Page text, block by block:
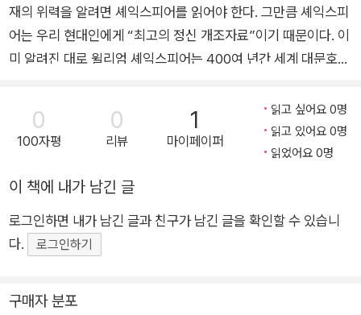
0년에서 1613년에 이르기까지 10편의 비극(로마극 포함), 18편의
희극, 10편의 역사극, 그리고 시집 《소네트》를 집필했다. 38편의 희
곡 작품들은 상연 연대에 따라 대개 4기로 분류된다.
회 회장, 국제연극평론가협회(IATC) 집행위원 겸 아시아-태평양 지
역센터 위원장, 예술의전당 이사, 국립극장 운영위원, 서울시극단장,
한국연극교육학회장, 한국연극평론가협회 회장, 동아방송예술대학교
그때나 지금이나 연극의 일은 급하고, 바쁘고 서둘게 된다. 나의 번역
일도 시간에 쫓기며 하는 일이었다. 셰익스피어 일을 이렇게 하다니
지금 생각하면 무모하고 야만스럽고, 창피한 일이 아닐 수 없다. 그래
이 워낙 좋았고, 우리나라 말을 모르는 외국인이라 언어의 문제가 그
리 까다롭지 않았을 것이다. 그 이후 나는 늘 미진한 생각으로 마음이
편치 않았다.
있었다. 그러던 어느 날 느닷없이 범우사에서 걸려온 전화벨이 울렸
다. 번역서를 내자는 요청을 받고 나는 이 작품 첫번째 대본에 개역과
교정을 하게 되는 기회를 얻게 되고 마침내 무거운 짐을 내리며 한 숨
돌리게 되었다.
라진다는 것이 어문학자들의 주장이기에 번역본은 그것을 고비로 새
재의 위력을 알려면 셰익스피어를 읽어야 한다. 그만큼 셰익스피
어는 우리 현대인에게 “최고의 정신 개조자료”이기 때문이다. 이
미 알려진 대로 윌리엄 셰익스피어는 400여 년간 세계 대문호의
작품이 무대에 올려지고 있으며, 이미 그의 희곡으로 만들어진 영
화가 300개 이상 상영되기도 하였다. 이 책은 셰익스피어의 희곡
중 하나로 1594년 발표되었다. <한여름 밤의 꿈>에는 세 가지
층의 세계가 있다. 요정계, 귀족 신사들의 세계, 그리고 직능인들
이 사는 세계이다. 셰익스피어는 이 작품에서 제1막 1장에 귀족
신사의 세계를, 제2장에서는 직업인들의 세계를, 제2막 1장에서
는 전반을 요정의 세계로 나누어서 무운시(無韻詩), 산문, 압운
고 있다.
0
100자평
0
리뷰
1
마이페이퍼
읽고 싶어요 0명
읽고 있어요 0명
읽었어요 0명
이 책에 내가 남긴 글
로그인하면 내가 남긴 글과 친구가 남긴 글을 확인할 수 있습니
다.
로그인하기
구매자 분포